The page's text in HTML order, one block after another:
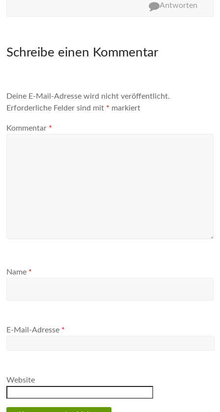
Antworten
Schreibe einen Kommentar
Deine E-Mail-Adresse wird nicht veröffentlicht.
Erforderliche Felder sind mit * markiert
Kommentar *
Name *
E-Mail-Adresse *
Website